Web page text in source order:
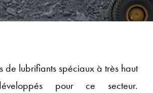
de lubrifiants spéciaux à très haut
pour ce secteur.